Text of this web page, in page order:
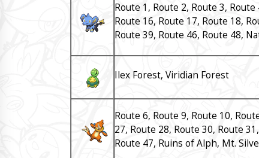
Route 1, Route 2, Route 3,
Route 16, Route 17, Route 18,
Route 39, Route 46, Route 48,
Ilex Forest, Viridian Forest
Route 6, Route 9, Route 10,
27, Route 28, Route 30, Route
Route 47, Ruins of Alph, Mt.